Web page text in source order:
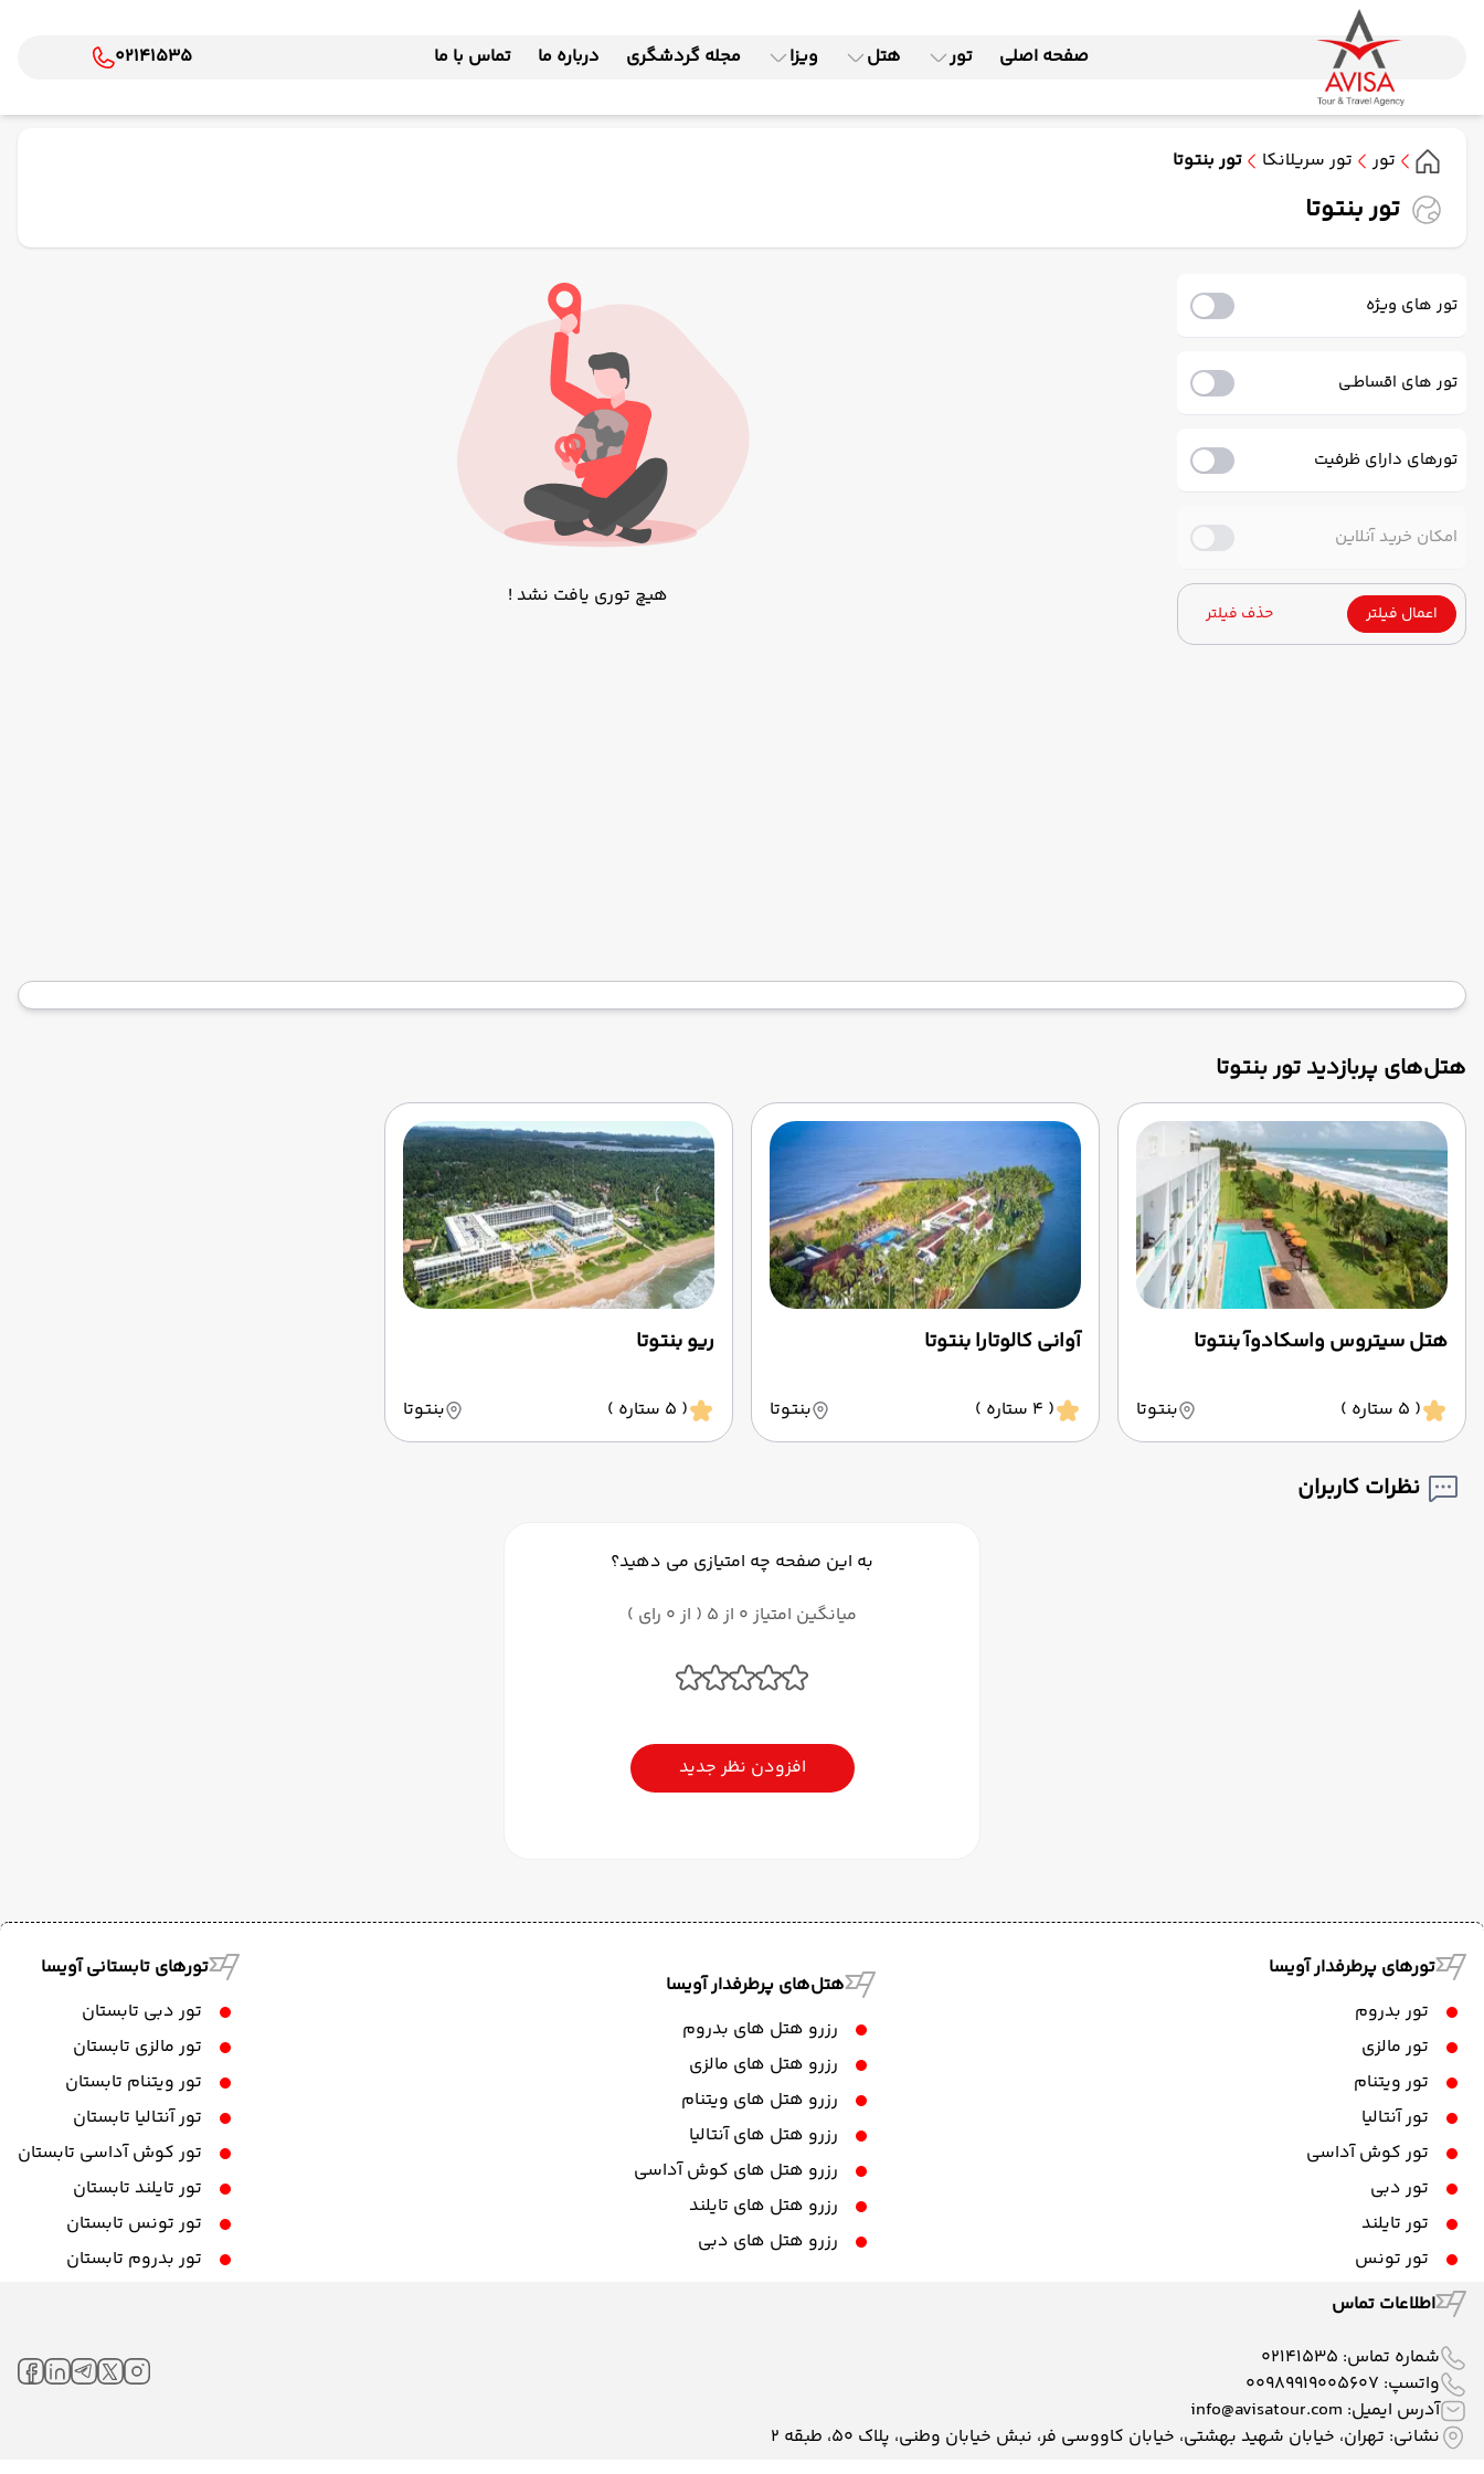
صفحه اصلی تور هتل ویزا مجله گردشگری درباره ما تماس با ما 02141535
تور تور سریلانکا تور بنتوتا
تور بنتوتا
تور های ویژه
تور های اقساطـی
تورهای دارای ظرفیت
امکان خرید آنلاین
اعمال فیلتر حذف فیلتر
هیچ توری یافت نشد !
هتل‌های پربازدید تور بنتوتا
هتل سیتروس واسکادوآ بنتوتا
( 5 ستاره ) بنتوتا
آوانی کالوتارا بنتوتا
( 4 ستاره ) بنتوتا
ریو بنتوتا
( 5 ستاره ) بنتوتا
نظرات کاربران
به این صفحه چه امتیازی می دهید؟
میانگین امتیاز 0 از 5 ( از 0 رای )
افزودن نظر جدید
تورهای پرطرفدار آویسا
تور بدروم
تور مالزی
تور ویتنام
تور آنتالیا
تور کوش آداسی
تور دبی
تور تایلند
تور تونس
هتل‌های پرطرفدار آویسا
رزرو هتل های بدروم
رزرو هتل های مالزی
رزرو هتل های ویتنام
رزرو هتل های آنتالیا
رزرو هتل های کوش آداسی
رزرو هتل های تایلند
رزرو هتل های دبی
تورهای تابستانی آویسا
تور دبی تابستان
تور مالزی تابستان
تور ویتنام تابستان
تور آنتالیا تابستان
تور کوش آداسی تابستان
تور تایلند تابستان
تور تونس تابستان
تور بدروم تابستان
اطلاعات تماس
شماره تماس: 02141535
واتسپ: 00989919005607
آدرس ایمیل: info@avisatour.com
نشانی: تهران، خیابان شهید بهشتی، خیابان کاووسی فر، نبش خیابان وطنی، پلاک ۵۰، طبقه 2